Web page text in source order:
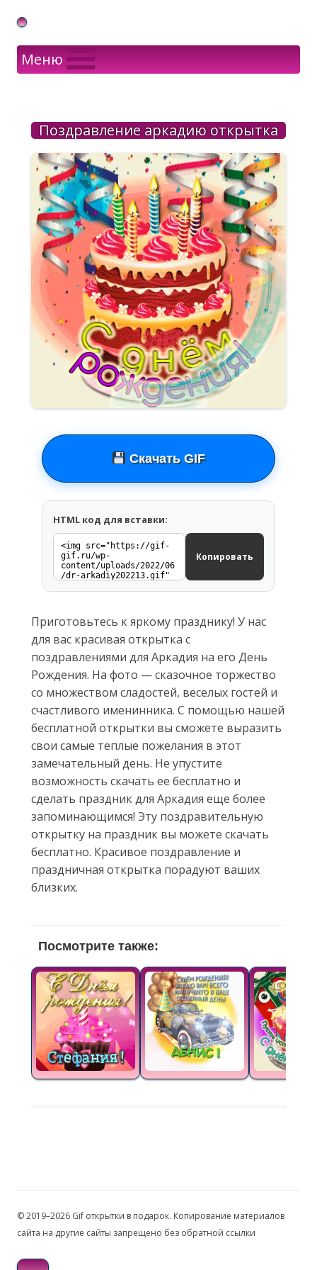
Gif Открытки в подарок
Меню
Поздравление аркадию открытка
Скачать GIF
HTML код для вставки:
Копировать
Приготовьтесь к яркому празднику! У нас
для вас красивая открытка с
поздравлениями для Аркадия на его День
Рождения. На фото — сказочное торжество
со множеством сладостей, веселых гостей и
счастливого именинника. С помощью нашей
бесплатной открытки вы сможете выразить
свои самые теплые пожелания в этот
замечательный день. Не упустите
возможность скачать ее бесплатно и
сделать праздник для Аркадия еще более
запоминающимся! Эту поздравительную
открытку на праздник вы можете скачать
бесплатно. Красивое поздравление и
праздничная открытка порадуют ваших
близких.
Посмотрите также:
© 2019–2026 Gif открытки в подарок. Копирование материалов
сайта на другие сайты запрещено без обратной ссылки